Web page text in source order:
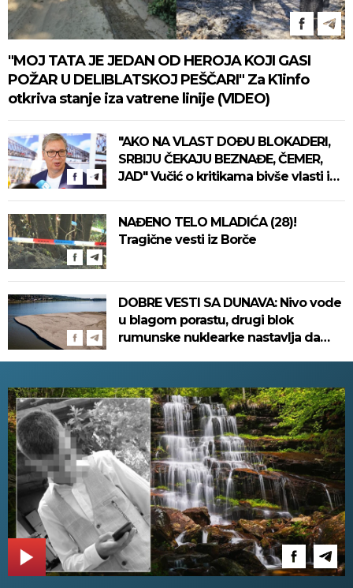
"MOJ TATA JE JEDAN OD HEROJA KOJI GASI
POŽAR U DELIBLATSKOJ PEŠČARI" Za K1info
otkriva stanje iza vatrene linije (VIDEO)
"AKO NA VLAST DOĐU BLOKADERI,
SRBIJU ČEKAJU BEZNAĐE, ČEMER,
JAD" Vučić o kritikama bivše vlasti i
(VIDEO)
NAĐENO TELO MLADIĆA (28)!
Tragične vesti iz Borče
DOBRE VESTI SA DUNAVA: Nivo vode
u blagom porastu, drugi blok
rumunske nuklearke nastavlja da